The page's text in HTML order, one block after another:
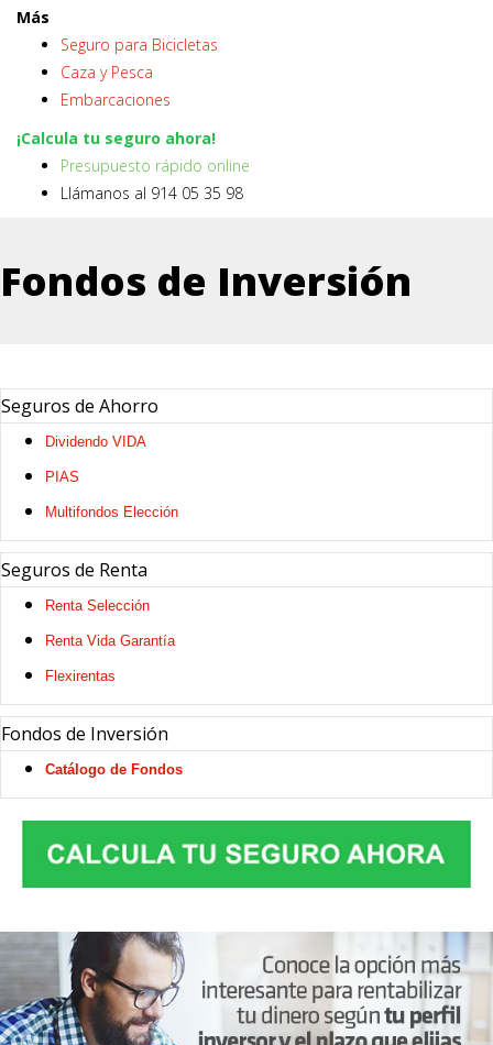
Más
Seguro para Bicicletas
Caza y Pesca
Embarcaciones
¡Calcula tu seguro ahora!
Presupuesto rápido online
Llámanos al 914 05 35 98
Fondos de Inversión
Seguros de Ahorro
Dividendo VIDA
PIAS
Multifondos Elección
Seguros de Renta
Renta Selección
Renta Vida Garantía
Flexirentas
Fondos de Inversión
Catálogo de Fondos